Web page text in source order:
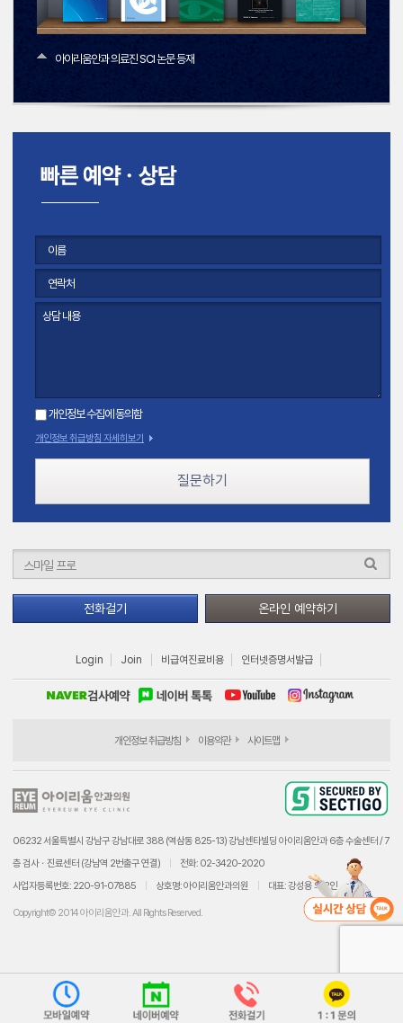
아이리움안과 의료진 SCI 논문 등재
개인정보 수집에 동의함
개인정보 취급방침 자세히보기
질문하기
전화걸기 온라인 예약하기
Login Join 비급여진료비용 인터넷증명서발급
개인정보 취급방침 이용약관 사이트맵
06232 서울특별시 강남구 강남대로 388 (역삼동 825-13) 강남센타빌딩 아이리움안과 6층 수술센터 / 7
층 검사ㆍ진료센터 (강남역 2번출구 연결)
전화: 02-3420-2020
사업자등록번호: 220-91-07885
상호명: 아이리움안과의원 대표: 강성용 외 2인
Copyright© 2014 아이리움안과. All Rights Reserved.